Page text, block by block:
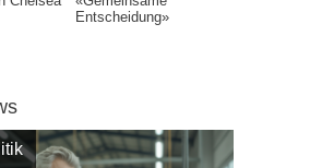
Entscheidung»